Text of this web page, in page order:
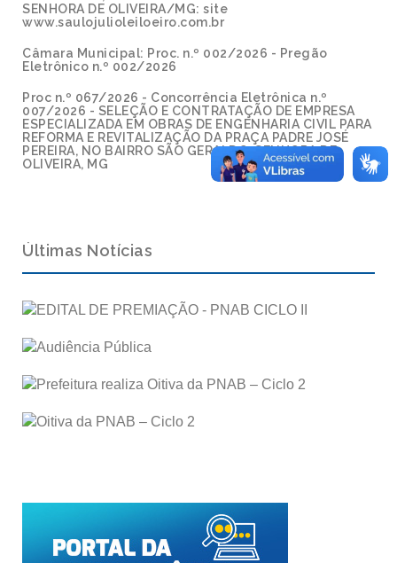
SENHORA DE OLIVEIRA/MG: site
www.saulojulioleiloeiro.com.br
Câmara Municipal: Proc. n.º 002/2026 - Pregão
Eletrônico n.º 002/2026
Proc n.º 067/2026 - Concorrência Eletrônica n.º
007/2026 - SELEÇÃO E CONTRATAÇÃO DE EMPRESA
ESPECIALIZADA EM OBRAS DE ENGENHARIA CIVIL PARA
REFORMA E REVITALIZAÇÃO DA PRAÇA PADRE JOSÉ
PEREIRA, NO BAIRRO SÃO GERALDO, SENHORA DE
OLIVEIRA, MG
Últimas Notícias